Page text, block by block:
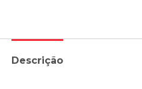
Descrição